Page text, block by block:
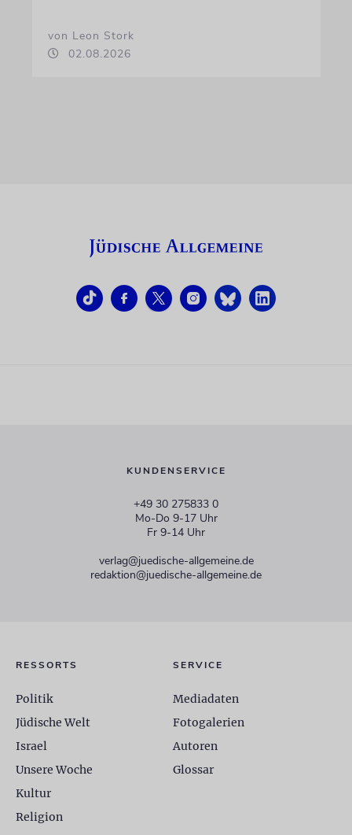
von Leon Stork
02.08.2026
KUNDENSERVICE
+49 30 275833 0
Mo-Do 9-17 Uhr
Fr 9-14 Uhr
verlag@juedische-allgemeine.de
redaktion@juedische-allgemeine.de
RESSORTS
Politik
Jüdische Welt
Israel
Unsere Woche
Kultur
Religion
SERVICE
Mediadaten
Fotogalerien
Autoren
Glossar